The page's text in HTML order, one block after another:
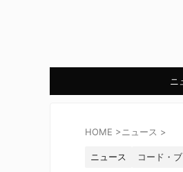
ニ
HOME >ニュース >
ニュース コード・